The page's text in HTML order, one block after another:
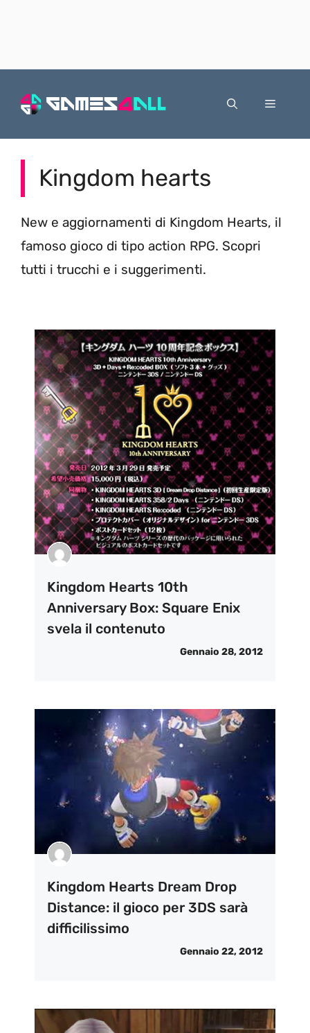
Menu
Kingdom hearts
New e aggiornamenti di Kingdom Hearts, il
famoso gioco di tipo action RPG. Scopri
tutti i trucchi e i suggerimenti.
Kingdom Hearts 10th
Anniversary Box: Square Enix
svela il contenuto
Gennaio 28, 2012
Kingdom Hearts Dream Drop
Distance: il gioco per 3DS sarà
difficilissimo
Gennaio 22, 2012